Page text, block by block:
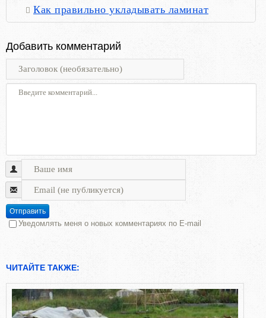
Как правильно укладывать ламинат
Добавить комментарий
Отправить
Уведомлять меня о новых комментариях по E-mail
ЧИТАЙТЕ ТАКЖЕ: